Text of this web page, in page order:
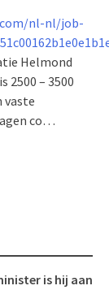
nl-nl/job-
Helmond
2500 – 3500
vaste
co…
is hij aan